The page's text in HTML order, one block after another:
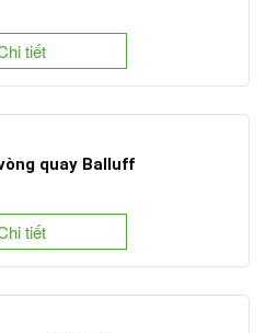
tiết
quay Balluff
tiết